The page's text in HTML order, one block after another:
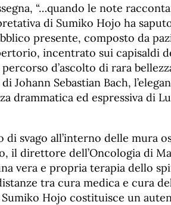
“…quando le note
di Sumiko Hojo ha
presente, composto da
incentrato sui capisaldi
d’ascolto di rara
Johann Sebastian Bach,
drammatica ed espressiva di
di svago all’interno delle mura
il direttore dell’Oncologia di
vera e propria terapia dello
tra cura medica e cura
Hojo costituisce un